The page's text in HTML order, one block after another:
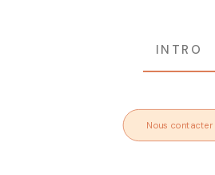
INTRO
Nous contacter